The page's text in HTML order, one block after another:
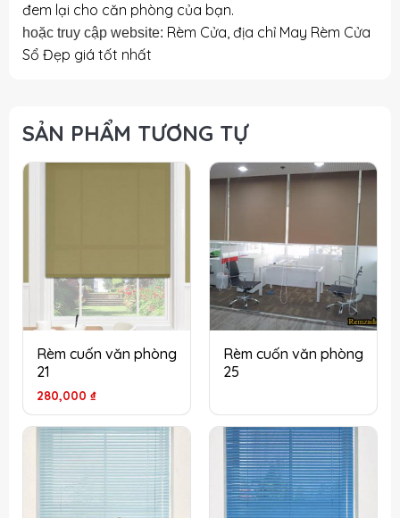
đem lại cho căn phòng của bạn.
hoặc truy cập website: Rèm Cửa, địa chỉ May Rèm Cửa
Sổ Đẹp giá tốt nhất
SẢN PHẨM TƯƠNG TỰ
Rèm cuốn văn phòng
21
280,000 ₫
Rèm cuốn văn phòng
25